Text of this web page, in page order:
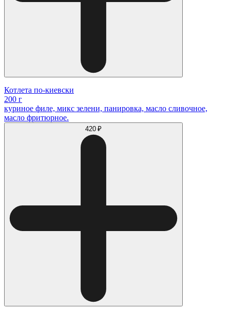
Котлета по-киевски
200 г
куриное филе, микс зелени, панировка, масло сливочное,
масло фритюрное.
420 ₽